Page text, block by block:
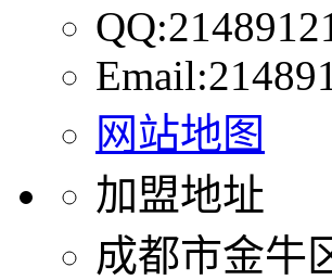
网站地图
加盟地址
成都市金牛